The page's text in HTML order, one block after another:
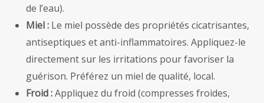
de l’eau).
Miel : Le miel possède des propriétés cicatrisantes,
antiseptiques et anti-inflammatoires. Appliquez-le
directement sur les irritations pour favoriser la
guérison. Préférez un miel de qualité, local.
Froid :Appliquez du froid (compresses froides,